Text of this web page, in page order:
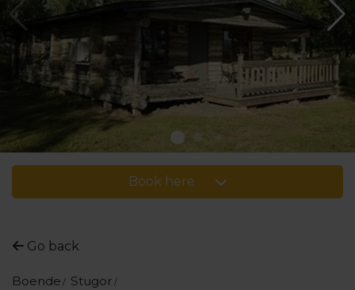
Book here
Go back
Boende Stugor